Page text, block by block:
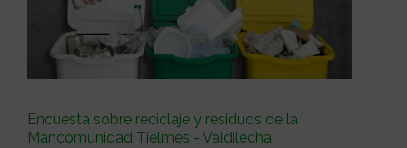
Encuesta sobre reciclaje y residuos de la
Mancomunidad Tielmes - Valdilecha